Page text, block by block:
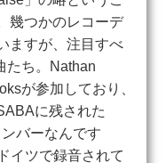
幾つかのレコーデ
ますが、注目すべ
たち。Nathan
が参加しており、
に残された
バーなんです
イツで録音されて